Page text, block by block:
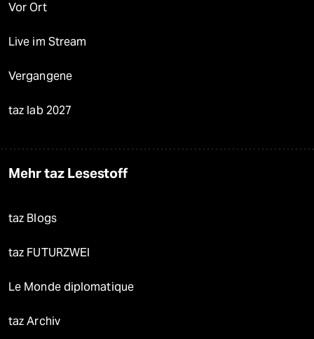
Vor Ort
Live im Stream
Vergangene
taz lab 2027
Mehr taz Lesestoff
taz Blogs
taz FUTURZWEI
Le Monde diplomatique
taz Archiv